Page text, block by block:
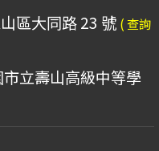
區大同路 23 號 ( 查詢
立壽山高級中等學